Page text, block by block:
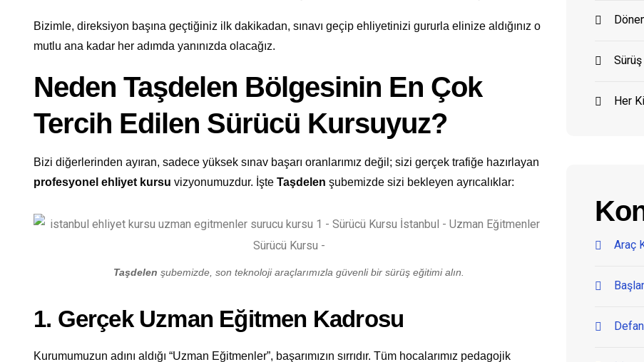
Bizimle, direksiyon başına geçtiğiniz ilk dakikadan, sınavı geçip ehliyetinizi gururla elinize aldığınız o
mutlu ana kadar her adımda yanınızda olacağız.
Neden Taşdelen Bölgesinin En Çok
Tercih Edilen Sürücü Kursuyuz?
Bizi diğerlerinden ayıran, sadece yüksek sınav başarı oranlarımız değil; sizi gerçek trafiğe hazırlayan
profesyonel ehliyet kursu vizyonumuzdur. İşte Taşdelen şubemizde sizi bekleyen ayrıcalıklar:
Taşdelen şubemizde, son teknoloji araçlarımızla güvenli bir sürüş eğitimi alın.
1. Gerçek Uzman Eğitmen Kadrosu
Kurumumuzun adını aldığı “Uzman Eğitmenler”, başarımızın sırrıdır. Tüm hocalarımız pedagojik
Her
Araç